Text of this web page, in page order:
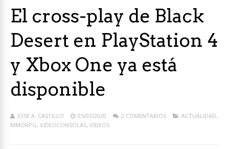
El cross-play de Black
Desert en PlayStation 4
y Xbox One ya está
disponible
JOSE A. CASTILLO 05/03/2020 2 COMENTARIOS ACTUALIDAD,
MMORPG, VIDEOCONSOLAS, VIDEOS